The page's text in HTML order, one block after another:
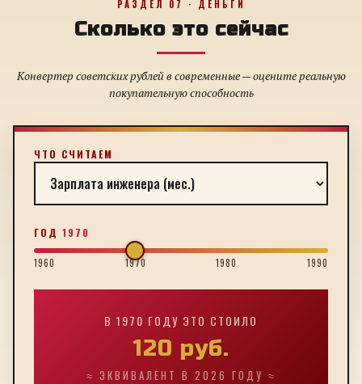
РАЗДЕЛ 07 · ДЕНЬГИ
Сколько это сейчас
Конвертер советских рублей в современные — оцените реальную
покупательную способность
ЧТО СЧИТАЕМ
ГОД 1970
1960 1970 1980 1990
В 1970 ГОДУ ЭТО СТОИЛО
120 руб.
≈ ЭКВИВАЛЕНТ В 2026 ГОДУ ≈